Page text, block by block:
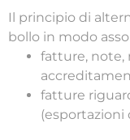
Il principio di
bollo in modo
fatture, note,
fatture
(esportazioni